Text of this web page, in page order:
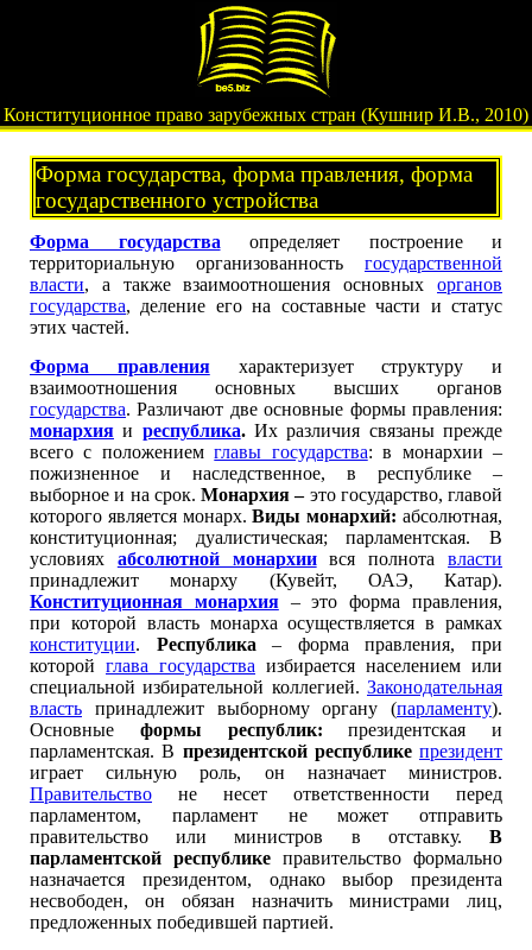
Конституционное право зарубежных стран (Кушнир И.В., 2010)
Форма государства, форма правления, форма
государственного устройства
Форма государства определяет построение и
территориальную организованность государственной
власти, а также взаимоотношения основных органов
государства, деление его на составные части и статус
этих частей.
Форма правленияхарактеризует структуру и
взаимоотношения основных высших органов
государства. Различают две основные формы правления:
монархия и республика.Их различия связаны прежде
всего с положениемглавы государства: в монархии –
пожизненное и наследственное, в республике –
выборное и на срок. Монархия –это государство, главой
которого является монарх.Виды монархий: абсолютная,
конституционная; дуалистическая; парламентская. В
условиях абсолютной монархиився полнотавласти
принадлежит монарху (Кувейт, ОАЭ, Катар).
Конституционная монархия– это форма правления,
при которой власть монарха осуществляется в рамках
конституции. Республика – форма правления, при
которой глава государства избирается населением или
специальной избирательной коллегией. Законодательная
власть принадлежит выборному органу (парламенту).
Основные формы республик: президентская и
парламентская. В президентской республике президент
играет сильную роль, он назначает министров.
Правительство не несет ответственности перед
парламентом, парламент не может отправить
правительство или министров в отставку. В
парламентской республике правительство формально
назначается президентом, однако выбор президента
несвободен, он обязан назначить министрами лиц,
предложенных победившей партией.